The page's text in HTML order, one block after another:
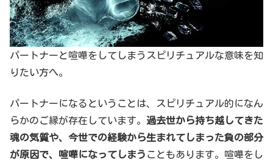
パートナーと喧嘩をしてしまうスピリチュアルな意味を知
りたい方へ。
パートナーになるということは、スピリチュアル的になん
らかのご縁が存在しています。 過去世から持ち越してきた
魂の気質や、今世での経験から生まれてしまった負の部分
が原因で、喧嘩になってしまう こともあります。喧嘩をし